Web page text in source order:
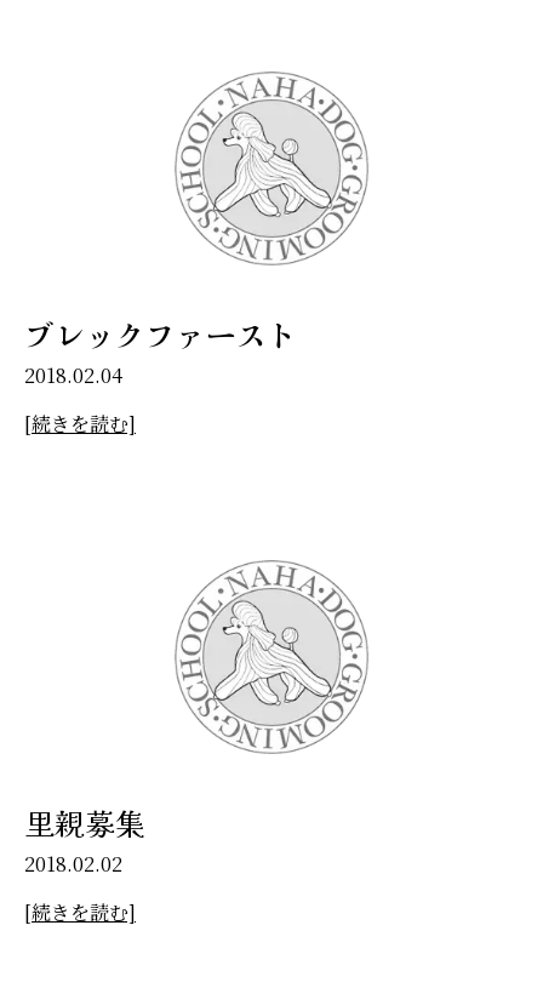
ブレックファースト
2018.02.04
[続きを読む]
里親募集
2018.02.02
[続きを読む]